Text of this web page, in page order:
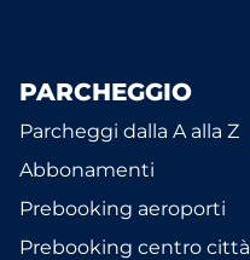
PARCHEGGIO
Parcheggi dalla A alla Z
Abbonamenti
Prebooking aeroporti
Prebooking centro città